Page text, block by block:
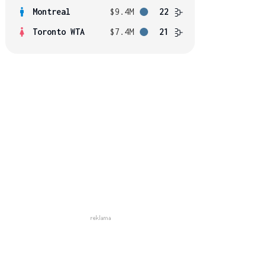
Montreal $9.4M
22
Toronto WTA
$7.4M 21